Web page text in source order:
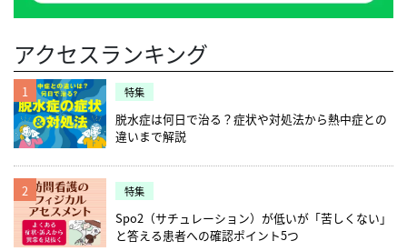
アクセスランキング
1 特集
脱水症は何日で治る？症状や対処法から熱中症との
違いまで解説
2 特集
Spo2（サチュレーション）が低いが「苦しくない」
と答える患者への確認ポイント5つ